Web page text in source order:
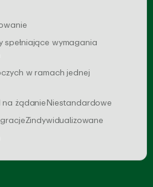
że wybierasz najlepszy plan dla
Zapewnimy faktury
spełniające wymagania
wszelkie niezbędne
w ramach jednej
żądanieNiestandardoweAPI
integracje,